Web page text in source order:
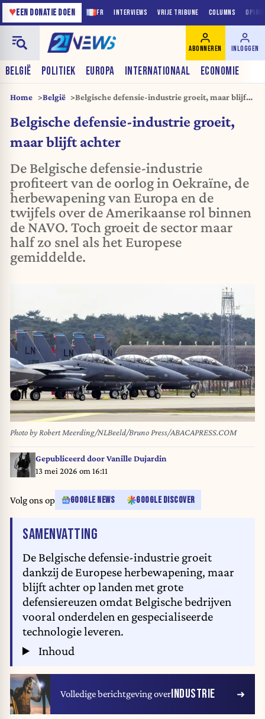
FR INTERVIEWS VRIJE TRIBUNE COLUMNS
♥EEN DONATIE DOEN
BELGIË POLITIEK EUROPA INTERNATIONAAL ECONOMIE
ABONNEREN INLOGGEN
Home België
Belgische defensie-industrie groeit, maar blijft
Belgische defensie-industrie groeit,
maar blijft achter
De Belgische defensie-industrie
profiteert van de oorlog in Oekraïne, de
herbewapening van Europa en de
twijfels over de Amerikaanse rol binnen
de NAVO. Toch groeit de sector maar
half zo snel als het Europese
gemiddelde.
Photo by Robert Meerding/NLBeeld/Bruno Press/ABACAPRESS.COM
Gepubliceerd doorVanille Dujardin
13 mei 2026 om 16:11
Volg ons op GOOGLE NEWS GOOGLE DISCOVER
SAMENVATTING
De Belgische defensie-industrie groeit
dankzij de Europese herbewapening, maar
blijft achter op landen met grote
defensiereuzen omdat Belgische bedrijven
vooral onderdelen en gespecialiseerde
technologie leveren.
Inhoud
Volledige berichtgeving overINDUSTRIE